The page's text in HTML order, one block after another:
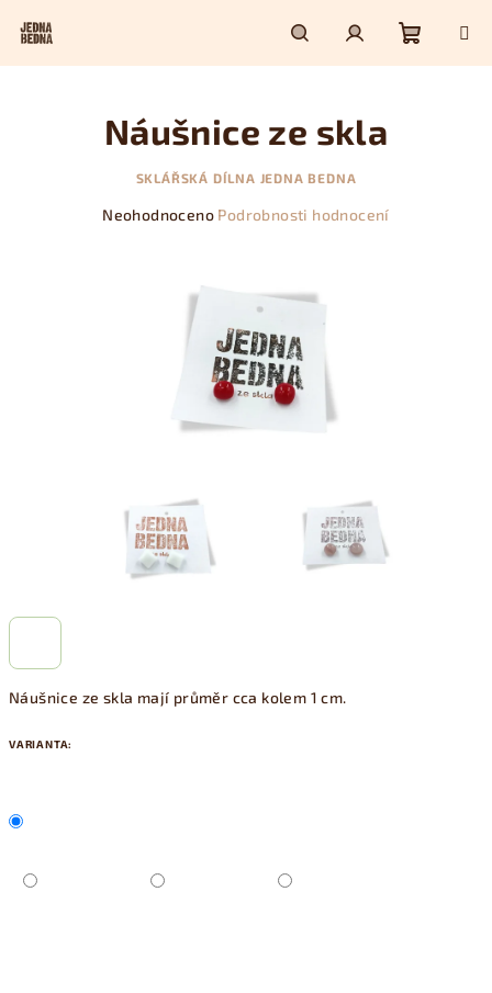
HledatPřihlášení
Náušnice ze skla mají průměr cca kolem 1 cm.
VARIANTA:
Náušnice ze skla
SKLÁŘSKÁ DÍLNA JEDNA BEDNA
Průměrné
Neohodnoceno Podrobnosti hodnocení